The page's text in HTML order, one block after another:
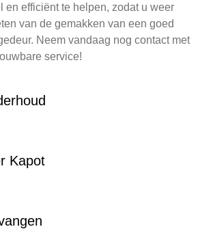
en efficiënt te helpen, zodat u weer
van de gemakken van een goed
Neem vandaag nog contact met
service!
Kapot